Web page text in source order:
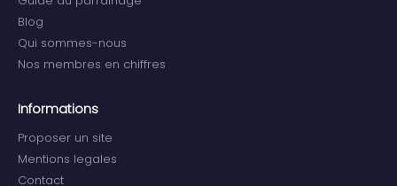
Blog
Qui sommes-nous
Nos membres en chiffres
Informations
Proposer un site
Mentions legales
Contact